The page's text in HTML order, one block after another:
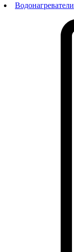
Водонагреватели